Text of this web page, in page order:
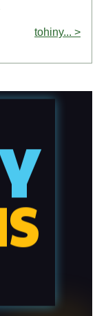
tohiny... >